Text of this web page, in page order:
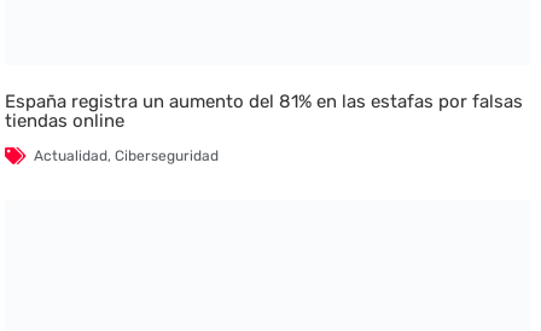
España registra un aumento del 81% en las estafas por falsas
tiendas online
Actualidad,Ciberseguridad